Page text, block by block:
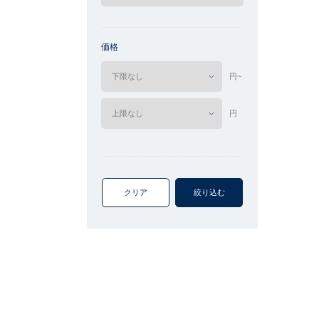
価格
円~
円
クリア 絞り込む